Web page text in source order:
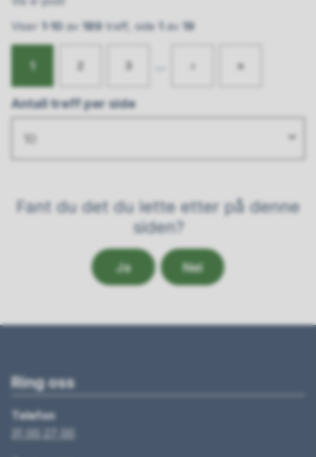
Viser 1-10 av 189 treff, side av 19
»
Antall treff per side
10
Fant du det du lette etter på denne
siden?
Ja Nei
Ring oss
Telefon
31 00 27 00